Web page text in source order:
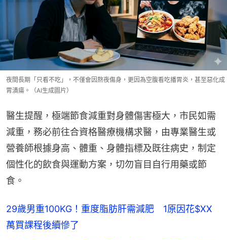
夜間長期「只看不吃」，不僅會因熬夜傷身，更因為空腹看吃播胃炎，甚至惡化成
胃潰瘍。（AI生成圖片）
醫生提醒，極端節食減重對身體傷害極大，市民如需
減重，務必前往合資格醫療機構求醫，由專業醫生或
營養師根據身高、體重、身體指標及既往病史，制定
個性化的飲食與運動方案，切勿盲目自行用藥或節
食。
29歲男重100KG！重度脂肪肝需減肥 1原因花$XX
萬買課程後續慘了